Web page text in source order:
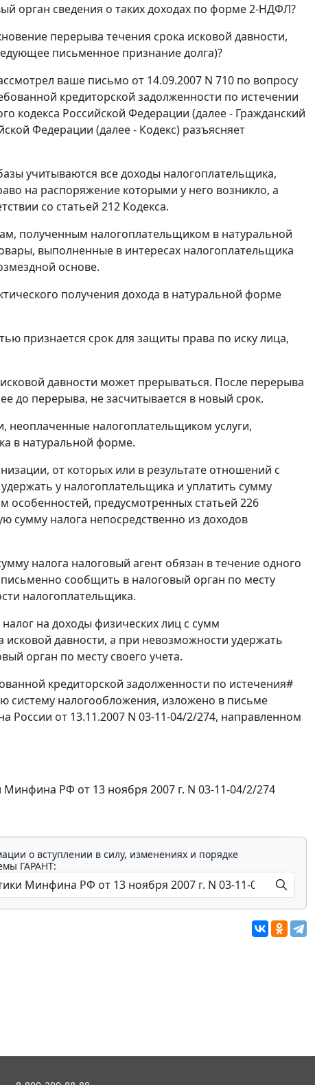
орган сведения о таких доходах по форме 2-НДФЛ?
перерыва течения срока исковой давности,
письменное признание долга)?
ваше письмо от 14.09.2007 N 710 по вопросу
кредиторской задолженности по истечении
кодекса Российской Федерации (далее - Гражданский
Федерации (далее - Кодекс) разъясняет
учитываются все доходы налогоплательщика,
на распоряжение которыми у него возникло, а
со статьей 212 Кодекса.
полученным налогоплательщиком в натуральной
выполненные в интересах налогоплательщика
основе.
получения дохода в натуральной форме
признается срок для защиты права по иску лица,
давности может прерываться. После перерыва
до перерыва, не засчитывается в новый срок.
неоплаченные налогоплательщиком услуги,
в натуральной форме.
от которых или в результате отношений с
у налогоплательщика и уплатить сумму
особенностей, предусмотренных статьей 226
сумму налога непосредственно из доходов
налога налоговый агент обязан в течение одного
сообщить в налоговый орган по месту
налогоплательщика.
на доходы физических лиц с сумм
давности, а при невозможности удержать
орган по месту своего учета.
кредиторской задолженности по истечения#
систему налогообложения, изложено в письме
от 13.11.2007 N 03-11-04/2/274, направленном
РФ от 13 ноября 2007 г. N 03-11-04/2/274
о вступлении в силу, изменениях и порядке
ГАРАНТ: